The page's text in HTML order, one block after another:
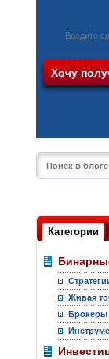
Категории
Живая
Брокеры